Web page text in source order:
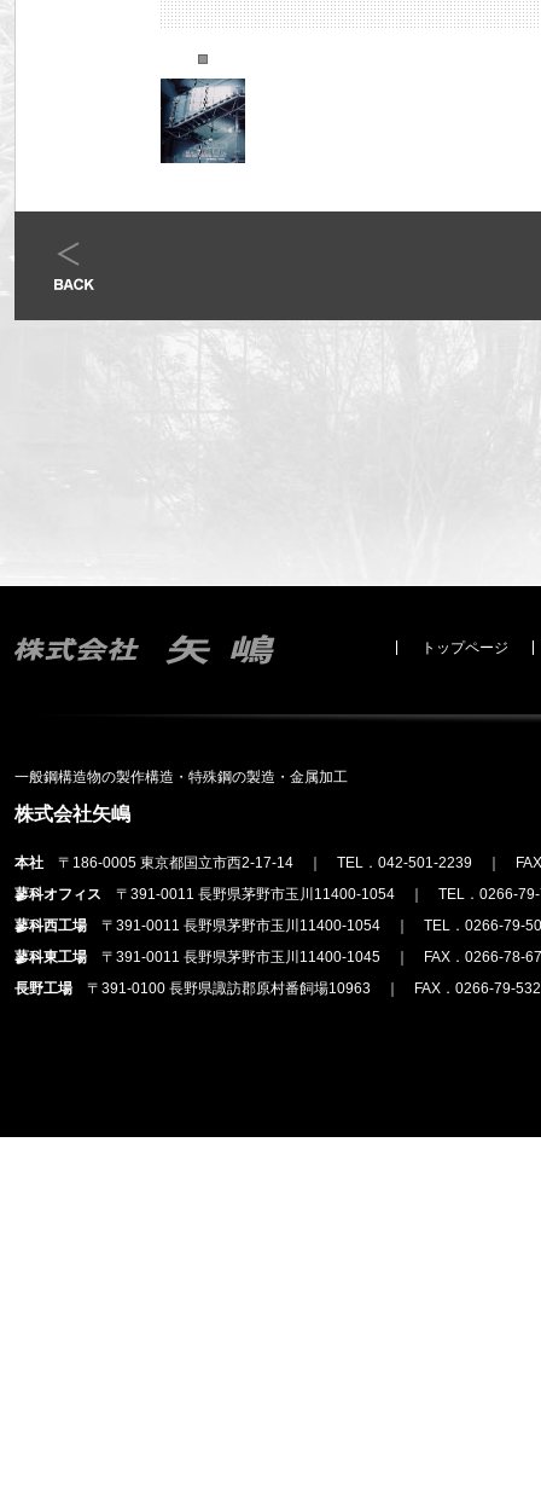
トップページ
一般鋼構造物の製作構造・特殊鋼の製造・金属加工
株式会社矢嶋
本社 〒186-0005 東京都国立市西2-17-14 ｜ TEL．042-501-2239 ｜ FAX
蓼科オフィス 〒391-0011 長野県茅野市玉川11400-1054 ｜ TEL．0266-
蓼科西工場 〒391-0011 長野県茅野市玉川11400-1054 ｜ TEL．0266-79-
蓼科東工場 〒391-0011 長野県茅野市玉川11400-1045 ｜ FAX．0266-78-
長野工場 〒391-0100 長野県諏訪郡原村番飼場10963 ｜ FAX．0266-79-